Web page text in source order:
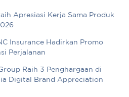
Apresiasi Kerja Sama Produk
Insurance Hadirkan Promo
Perjalanan
Raih 3 Penghargaan di
Digital Brand Appreciation